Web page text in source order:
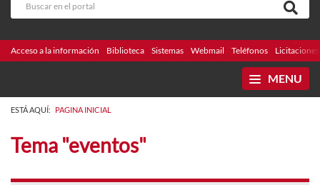
Acceso a la información Biblioteca Sistemas Webmail Teléfonos Licitaciones
MENU
ESTÁ AQUÍ: PAGINA INICIAL
Tema "eventos"